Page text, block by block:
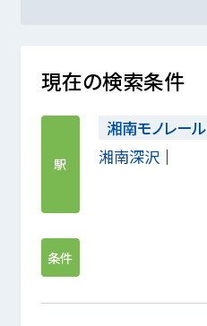
現在の検索条件
駅
湘南モノレール
湘南深沢
条件